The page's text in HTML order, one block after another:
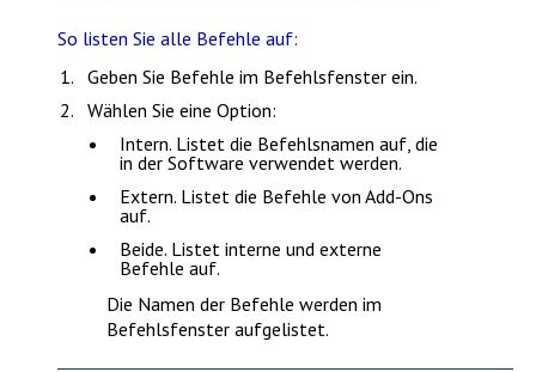
So listen Sie alle Befehle auf:
Geben Sie Befehle im Befehlsfenster ein.
Wählen Sie eine Option:
Intern. Listet die Befehlsnamen auf, die
in der Software verwendet werden.
Extern. Listet die Befehle von Add-Ons
auf.
Beide. Listet interne und externe
Befehle auf.
Die Namen der Befehle werden im
Befehlsfenster aufgelistet.